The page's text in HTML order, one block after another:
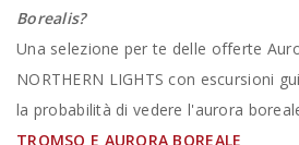
Borealis?
Una selezione per te delle offerte
NORTHERN LIGHTS con escursioni
la probabilità di vedere l'aurora
TROMSO E AURORA BOREALE